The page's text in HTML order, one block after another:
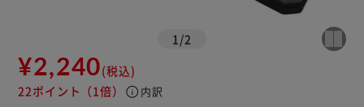
1 /2
¥2,240(税込)
22ポイント （1倍） info 内訳